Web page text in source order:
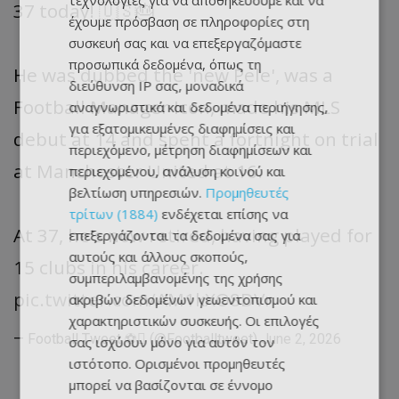
37 today! 🇺🇸🎂
He was dubbed the 'new Pele', was a
Football Manager Icon, made his MLS
debut at 14 and spent a fortnight on trial
at Manchester United at 16.
At 37, he's now retired, having played for
15 clubs in his career.
pic.twitter.com/AM1kXO8DVr
— Football Tweet ⚽ (@Footballtweet)June 2, 2026
έχουμε πρόσβαση σε πληροφορίες στη
συσκευή σας και να επεξεργαζόμαστε
προσωπικά δεδομένα, όπως τη
διεύθυνση IP σας, μοναδικά
αναγνωριστικά και δεδομένα περιήγησης,
για εξατομικευμένες διαφημίσεις και
περιεχόμενο, μέτρηση διαφημίσεων και
περιεχομένου, ανάλυση κοινού και
βελτίωση υπηρεσιών. Προμηθευτές
τρίτων (1884) ενδέχεται επίσης να
επεξεργάζονται τα δεδομένα σας για
αυτούς και άλλους σκοπούς,
συμπεριλαμβανομένης της χρήσης
ακριβών δεδομένων γεωεντοπισμού και
χαρακτηριστικών συσκευής. Οι επιλογές
σας ισχύουν μόνο για αυτόν τον
ιστότοπο. Ορισμένοι προμηθευτές
μπορεί να βασίζονται σε έννομο